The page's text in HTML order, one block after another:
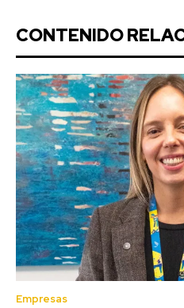
CONTENIDO
Empresas